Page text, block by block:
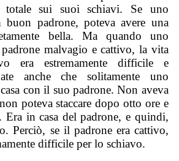
totale sui suoi schiavi. Se uno
buon padrone, poteva avere una
bella. Ma quando uno
malvagio e cattivo, la vita
era estremamente difficile e
anche che solitamente uno
con il suo padrone. Non aveva
poteva staccare dopo otto ore e
Era in casa del padrone, e quindi,
Perciò, se il padrone era cattivo,
difficile per lo schiavo.